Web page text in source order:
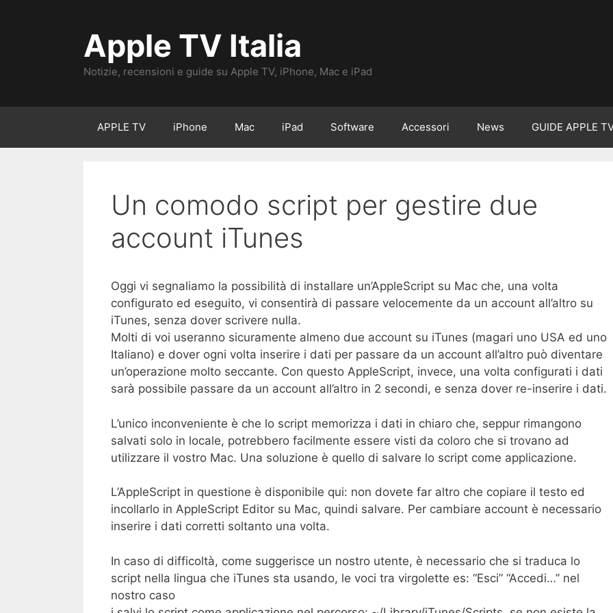
Apple TV Italia
Notizie, recensioni e guide su Apple TV, iPhone, Mac e iPad
APPLE TV iPhone Mac iPad Software Accessori News GUIDE APPLE
Un comodo script per gestire due
account iTunes
Oggi vi segnaliamo la possibilità di installare un’AppleScript su Mac che, una volta
configurato ed eseguito, vi consentirà di passare velocemente da un account all’altro su
iTunes, senza dover scrivere nulla.
Molti di voi useranno sicuramente almeno due account su iTunes (magari uno USA ed uno
Italiano) e dover ogni volta inserire i dati per passare da un account all’altro può diventare
un’operazione molto seccante. Con questo AppleScript, invece, una volta configurati i dati
sarà possibile passare da un account all’altro in 2 secondi, e senza dover re-inserire i dati.
L’unico inconveniente è che lo script memorizza i dati in chiaro che, seppur rimangono
salvati solo in locale, potrebbero facilmente essere visti da coloro che si trovano ad
utilizzare il vostro Mac. Una soluzione è quello di salvare lo script come applicazione.
L’AppleScript in questione è disponibile qui: non dovete far altro che copiare il testo ed
incollarlo in AppleScript Editor su Mac, quindi salvare. Per cambiare account è necessario
inserire i dati corretti soltanto una volta.
In caso di difficoltà, come suggerisce un nostro utente, è necessario che si traduca lo
script nella lingua che iTunes sta usando, le voci tra virgolette es: “Esci” “Accedi…” nel
nostro caso